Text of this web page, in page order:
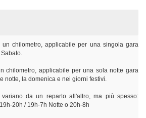
un chilometro, applicabile per una singola gara
chilometro, applicabile per una sola notte gara
notte, la domenica e nei giorni festivi.
da un reparto all'altro, ma più spesso:
20h / 19h-7h Notte o 20h-8h